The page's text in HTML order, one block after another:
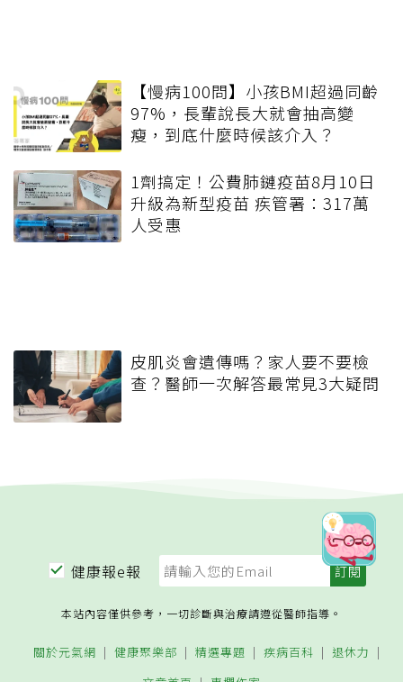
【慢病100問】小孩BMI超過同齡
97%，長輩說長大就會抽高變
瘦，到底什麼時候該介入？
1劑搞定！公費肺鏈疫苗8月10日
升級為新型疫苗 疾管署：317萬
人受惠
皮肌炎會遺傳嗎？家人要不要檢
查？醫師一次解答最常見3大疑問
健康報e報
本站內容僅供參考，一切診斷與治療請遵從醫師指導。
關於元氣網 健康聚樂部 精選專題 疾病百科
退休力